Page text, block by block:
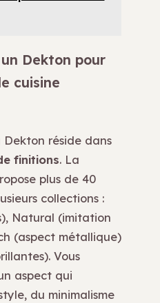
Dekton pour
cuisine
réside dans
finitions. La
plus de 40
collections :
Natural (imitation
(aspect métallique)
Vous
aspect qui
du minimalisme